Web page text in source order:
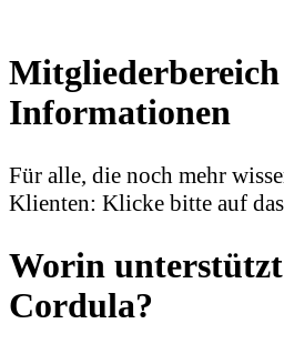
Informationen
Für alle, die noch mehr
Klienten: Klicke bitte auf
Worin
Cordula?